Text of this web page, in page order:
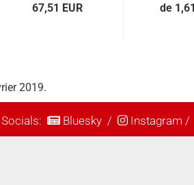
67,51 EUR de
2019.
Bluesky/ Instagram /